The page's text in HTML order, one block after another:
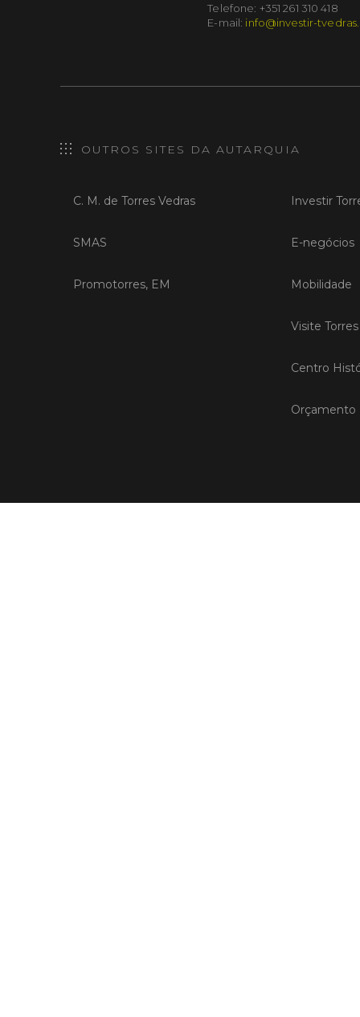
Telefone: +351 261 310 418
E-mail: info@investir-
OUTROS SITES DA AUTARQUIA
C. M. de Torres Vedras
SMAS
Promotorres, EM
Investir
E-negócios
Mobilidade
Visite
Centro
Orçamento